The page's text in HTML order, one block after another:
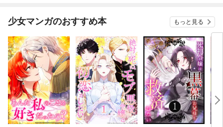
少女マンガのおすすめ本 もっと見る